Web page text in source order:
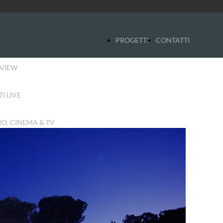
LIVE
CINEMA & TV
STANDS
PROGETTI CONTATTI